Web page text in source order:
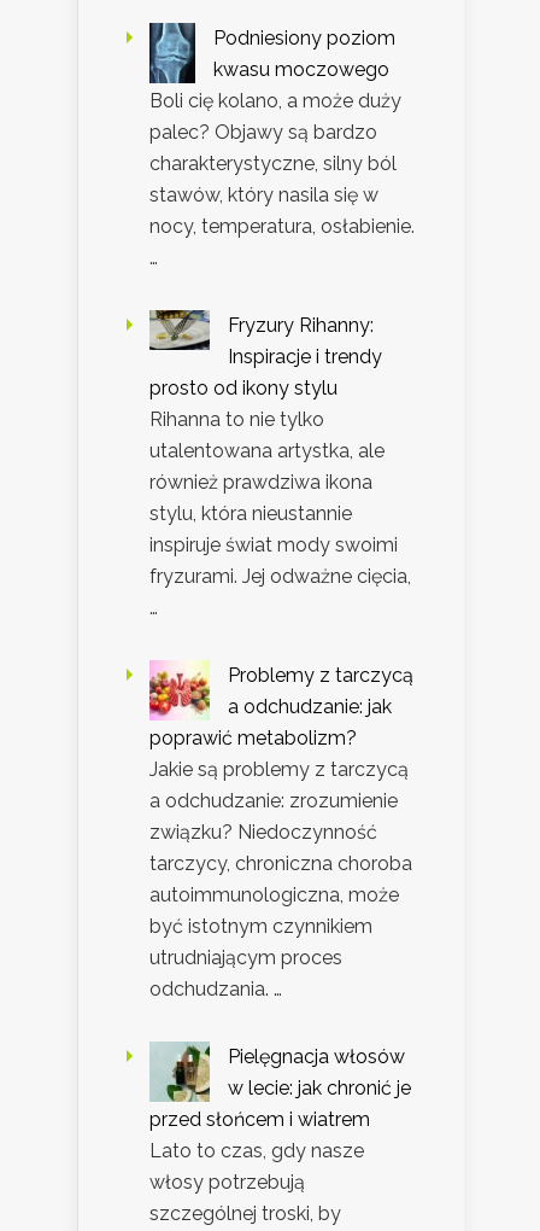
Podniesiony poziom
kwasu moczowego
Boli cię kolano, a może duży
palec? Objawy są bardzo
charakterystyczne, silny ból
stawów, który nasila się w
nocy, temperatura, osłabienie.
…
Fryzury Rihanny:
Inspiracje i trendy
prosto od ikony stylu
Rihanna to nie tylko
utalentowana artystka, ale
również prawdziwa ikona
stylu, która nieustannie
inspiruje świat mody swoimi
fryzurami. Jej odważne cięcia,
…
Problemy z tarczycą
a odchudzanie: jak
poprawić metabolizm?
Jakie są problemy z tarczycą
a odchudzanie: zrozumienie
związku? Niedoczynność
tarczycy, chroniczna choroba
autoimmunologiczna, może
być istotnym czynnikiem
utrudniającym proces
odchudzania. …
Pielęgnacja włosów
w lecie: jak chronić je
przed słońcem i wiatrem
Lato to czas, gdy nasze
włosy potrzebują
szczególnej troski, by